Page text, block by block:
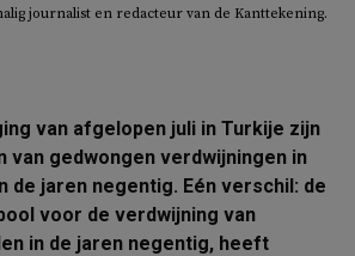
journalist en redacteur van de Kanttekening.
van afgelopen juli in Turkije zijn
van gedwongen verdwijningen in
de jaren negentig. Eén verschil: de
voor de verdwijning van
in de jaren negentig, heeft